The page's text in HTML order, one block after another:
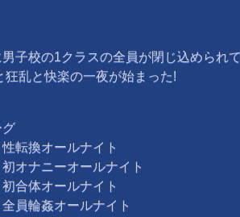
子校の1クラスの全員が閉じ込められ
乱と快楽の一夜が始まった!
グ
転換オールナイト
オナニーオールナイト
合体オールナイト
員輪姦オールナイト